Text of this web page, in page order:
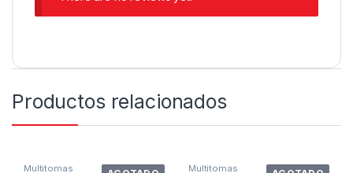
Productos relacionados
Multitomas Multitomas